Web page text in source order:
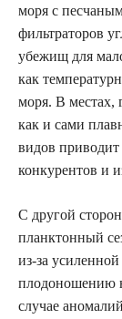
моря с
фильтраторов
убежищ для
как
моря. В местах,
как и сами
видов
конкурентов и
С другой
планктонный
из-за
плодоношению
случае